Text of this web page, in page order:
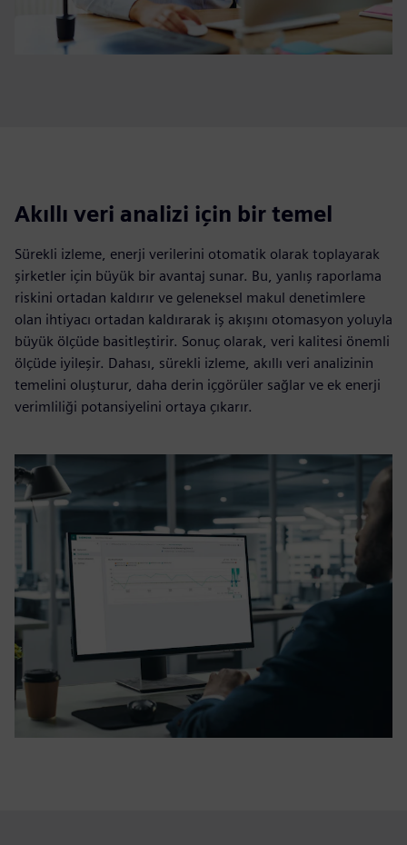
Akıllı veri analizi için bir temel
Sürekli izleme, enerji verilerini otomatik olarak toplayarak
şirketler için büyük bir avantaj sunar. Bu, yanlış raporlama
riskini ortadan kaldırır ve geleneksel makul denetimlere
olan ihtiyacı ortadan kaldırarak iş akışını otomasyon yoluyla
büyük ölçüde basitleştirir. Sonuç olarak, veri kalitesi önemli
ölçüde iyileşir. Dahası, sürekli izleme, akıllı veri analizinin
temelini oluşturur, daha derin içgörüler sağlar ve ek enerji
verimliliği potansiyelini ortaya çıkarır.